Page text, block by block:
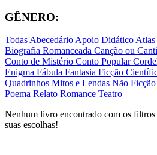
GÊNERO:
TodasAbecedárioApoio DidáticoAtlas
Biografia Romanceada Canção ou
Conto de Mistério Conto Popular
Enigma Fábula Fantasia Ficção
Quadrinhos Mitos e Lendas Não Ficção
Poema Relato Romance Teatro
Nenhum livro encontrado com os filtros
suas escolhas!